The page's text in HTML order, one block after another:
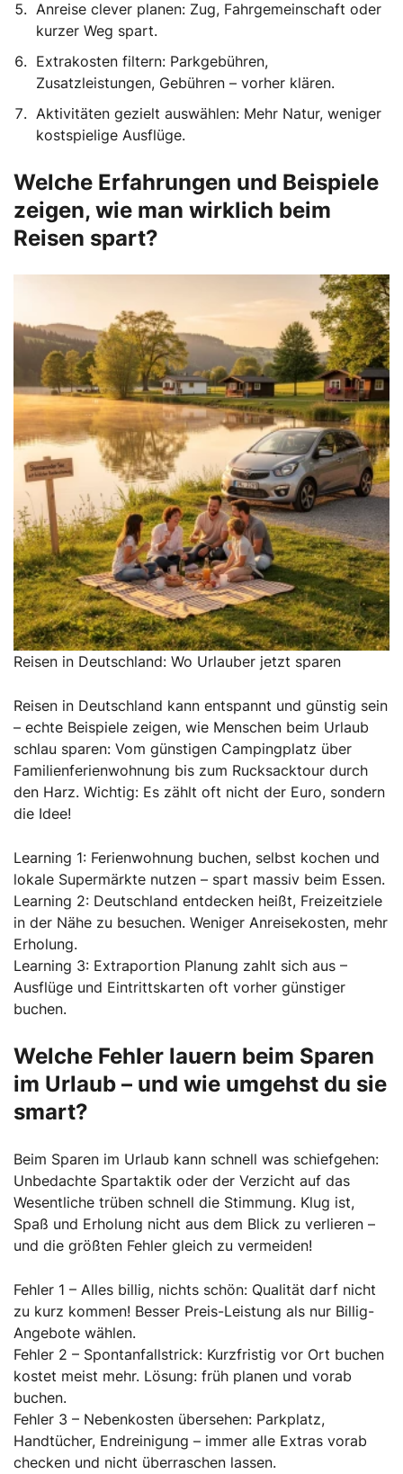
Anreise clever planen: Zug, Fahrgemeinschaft oder
kurzer Weg spart.
Extrakosten filtern: Parkgebühren,
Zusatzleistungen, Gebühren – vorher klären.
Aktivitäten gezielt auswählen: Mehr Natur, weniger
kostspielige Ausflüge.
Welche Erfahrungen und Beispiele
zeigen, wie man wirklich beim
Reisen spart?
Reisen in Deutschland: Wo Urlauber jetzt sparen
Reisen in Deutschland kann entspannt und günstig sein
– echte Beispiele zeigen, wie Menschen beim Urlaub
schlau sparen: Vom günstigen Campingplatz über
Familienferienwohnung bis zum Rucksacktour durch
den Harz. Wichtig: Es zählt oft nicht der Euro, sondern
die Idee!
Learning 1: Ferienwohnung buchen, selbst kochen und
lokale Supermärkte nutzen – spart massiv beim Essen.
Learning 2: Deutschland entdecken heißt, Freizeitziele
in der Nähe zu besuchen. Weniger Anreisekosten, mehr
Erholung.
Learning 3: Extraportion Planung zahlt sich aus –
Ausflüge und Eintrittskarten oft vorher günstiger
buchen.
Welche Fehler lauern beim Sparen
im Urlaub – und wie umgehst du sie
smart?
Beim Sparen im Urlaub kann schnell was schiefgehen:
Unbedachte Spartaktik oder der Verzicht auf das
Wesentliche trüben schnell die Stimmung. Klug ist,
Spaß und Erholung nicht aus dem Blick zu verlieren –
und die größten Fehler gleich zu vermeiden!
Fehler 1 – Alles billig, nichts schön: Qualität darf nicht
zu kurz kommen! Besser Preis-Leistung als nur Billig-
Angebote wählen.
Fehler 2 – Spontanfallstrick: Kurzfristig vor Ort buchen
kostet meist mehr. Lösung: früh planen und vorab
buchen.
Fehler 3 – Nebenkosten übersehen: Parkplatz,
Handtücher, Endreinigung – immer alle Extras vorab
checken und nicht überraschen lassen.